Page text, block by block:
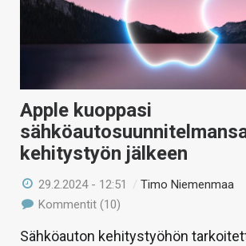
Apple kuoppasi
kehitystyön jälkeen
29.2.2024 - 12:51 /Timo Niemenmaa
Kommentit (10)
Sähköauton kehitystyöhön